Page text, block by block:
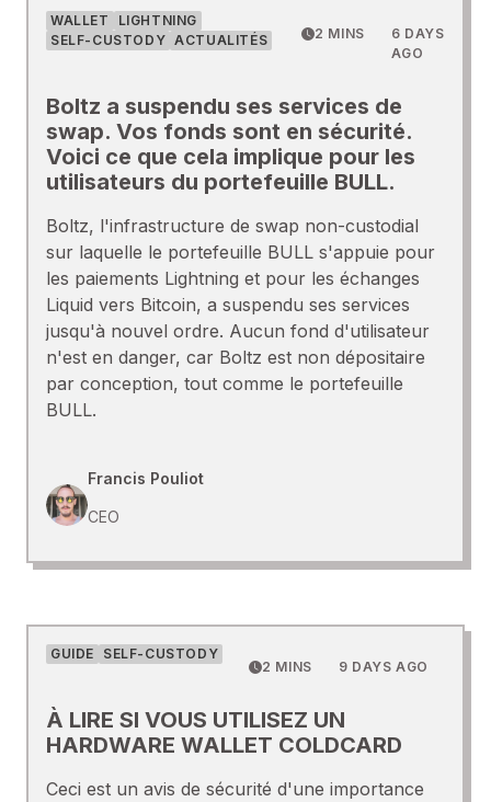
WALLET
LIGHTNING
SELF-CUSTODY ACTUALITÉS 2 MINS
6 DAYS
AGO
Boltz a suspendu ses services de
swap. Vos fonds sont en sécurité.
Voici ce que cela implique pour les
utilisateurs du portefeuille BULL.
Boltz, l'infrastructure de swap non-custodial
sur laquelle le portefeuille BULL s'appuie pour
les paiements Lightning et pour les échanges
Liquid vers Bitcoin, a suspendu ses services
jusqu'à nouvel ordre. Aucun fond d'utilisateur
n'est en danger, car Boltz est non dépositaire
par conception, tout comme le portefeuille
BULL.
Francis Pouliot
CEO
GUIDE
SELF-CUSTODY
2 MINS
9 DAYS AGO
À LIRE SI VOUS UTILISEZ UN
HARDWARE WALLET COLDCARD
Ceci est un avis de sécurité d'une importance